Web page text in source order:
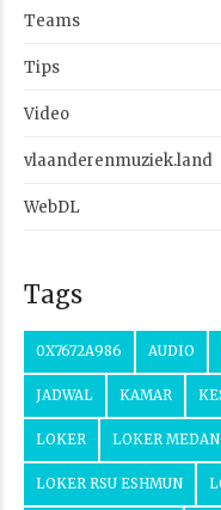
Teams
Tips
Video
vlaanderenmuziek.land
WebDL
Tags
0X7672A986 AUDIO
JADWAL KAMAR
LOKER LOKER MEDAN
LOKER RSU ESHMUN